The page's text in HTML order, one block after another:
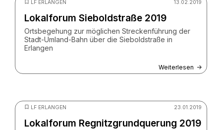
LF ERLANGEN 13.02.2019
Lokalforum Sieboldstraße 2019
Ortsbegehung zur möglichen Streckenführung der
Stadt-Umland-Bahn über die Sieboldstraße in
Erlangen
Weiterlesen
LF ERLANGEN 23.01.2019
Lokalforum Regnitzgrundquerung 2019